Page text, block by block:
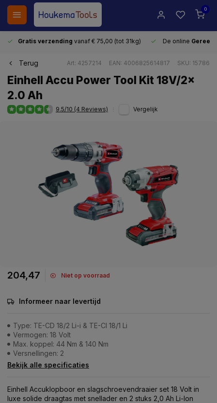
0
Gratis verzending vanaf € 75,00 (tot 31kg) De online
Terug Art: 4257214 EAN: 4006825614817 SKU: 15786
Einhell Accu Power Tool Kit 18V/2x
2.0 Ah
9.5/10 (4 Reviews) Vergelijk
204,47 Niet op voorraad
Informeer naar levertijd
Type: TE-CD 18/2 Li-i & TE-CI 18/1 Li
Vermogen: 18 Volt
Max. koppel: 44 Nm & 140 Nm
Versnellingen: 2
Bekijk alle specificaties
Einhell Accuklopboor en slagschroevendraaier set 18 Volt in
luxe solide draagtas met snellader en 2 stuks 2,0 Ah Li-Ion